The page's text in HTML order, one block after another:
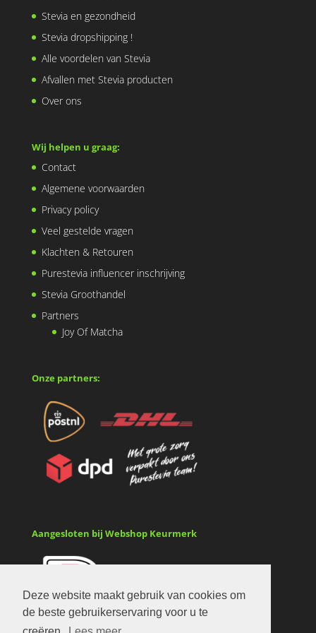
Deze website maakt gebruik van cookies om
de beste gebruikerservaring voor u te
Stevia en gezondheid
Stevia dropshipping !
Alle voordelen van Stevia
Afvallen met Stevia producten
Over ons
Wij helpen u graag:
Contact
Algemene voorwaarden
Privacy policy
Veel gestelde vragen
Klachten & Retouren
Purestevia influencer inschrijving
Stevia Groothandel
Partners
Joy Of Matcha
Onze partners:
Aangesloten bij Webshop Keurmerk